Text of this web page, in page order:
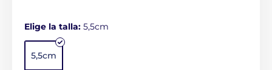
Elige la talla: 5,5cm
5,5cm